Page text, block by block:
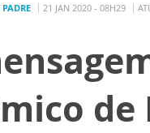
21 JAN 2020 - 08H29
de